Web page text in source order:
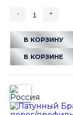
- +
В КОРЗИНУ
В КОРЗИНЕ